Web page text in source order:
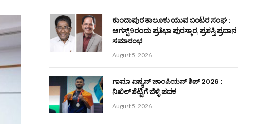
ಕುಂದಾಪುರ ತಾಲೂಕು ಯುವ ಬಂಟರ ಸಂಘ :
ಆಗಸ್ಟ್ 9ರಂದು ಪ್ರತಿಭಾ ಪುರಸ್ಕಾರ, ಪ್ರಶಸ್ತಿ ಪ್ರದಾನ
ಸಮಾರಂಭ
August 5, 2026
ಗಾಮಾ ಏಷ್ಯನ್ ಚಾಂಪಿಯನ್‌ ಶಿಪ್‌ 2026 :
ನಿಖಿಲ್ ಶೆಟ್ಟಿಗೆ ಬೆಳ್ಳಿ ಪದಕ
August 5, 2026